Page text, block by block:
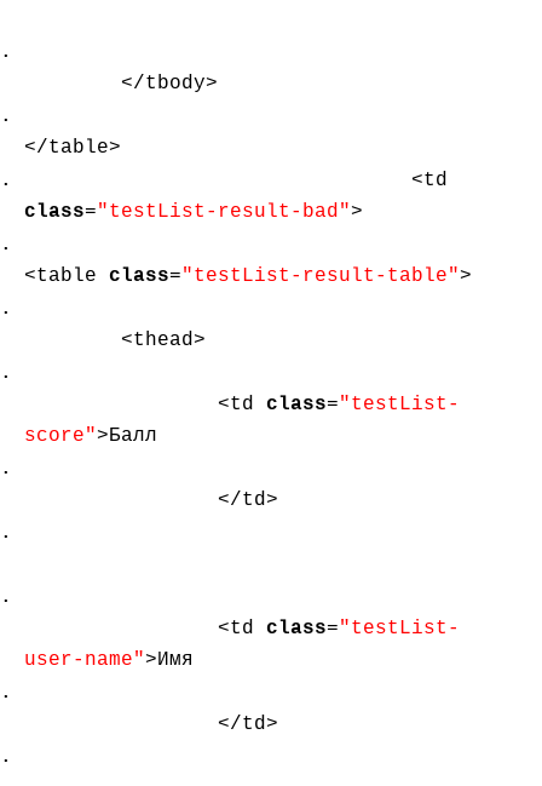
</tbody>
</table>
<td
class="testList-result-bad">
<table class="testList-result-table">
<thead>
<td class="testList-
score">Балл
</td>
<td class="testList-
user-name">Имя
</td>